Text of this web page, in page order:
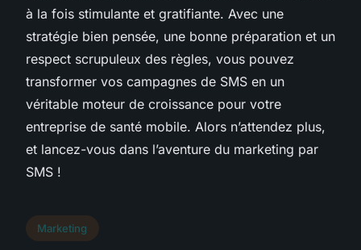
à la fois stimulante et gratifiante. Avec une
stratégie bien pensée, une bonne préparation et un
respect scrupuleux des règles, vous pouvez
transformer vos campagnes de SMS en un
véritable moteur de croissance pour votre
entreprise de santé mobile. Alors n’attendez plus,
et lancez-vous dans l’aventure du marketing par
SMS !
Marketing